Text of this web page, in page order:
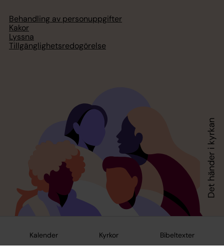
Kalender Kyrkor Bibeltexter
Behandling av personuppgifter
Kakor
Lyssna
Tillgänglighetsredogörelse